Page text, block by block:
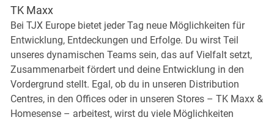
TK Maxx
Bei TJX Europe bietet jeder Tag neue Möglichkeiten für
Entwicklung, Entdeckungen und Erfolge. Du wirst Teil
unseres dynamischen Teams sein, das auf Vielfalt setzt,
Zusammenarbeit fördert und deine Entwicklung in den
Vordergrund stellt. Egal, ob du in unseren Distribution
Centres, in den Offices oder in unseren Stores – TK Maxx &
Homesense – arbeitest, wirst du viele Möglichkeiten